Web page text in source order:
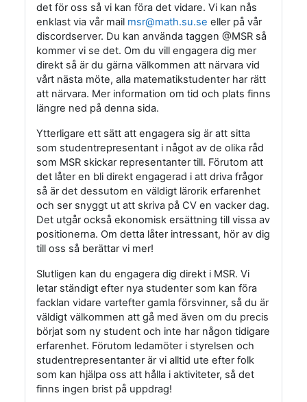
det för oss så vi kan föra det vidare. Vi kan nås
enklast via vår mail msr@math.su.se eller på vår
discordserver. Du kan använda taggen @MSR så
kommer vi se det. Om du vill engagera dig mer
direkt så är du gärna välkommen att närvara vid
vårt nästa möte, alla matematikstudenter har rätt
att närvara. Mer information om tid och plats finns
längre ned på denna sida.
Ytterligare ett sätt att engagera sig är att sitta
som studentrepresentant i något av de olika råd
som MSR skickar representanter till. Förutom att
det låter en bli direkt engagerad i att driva frågor
så är det dessutom en väldigt lärorik erfarenhet
och ser snyggt ut att skriva på CV en vacker dag.
Det utgår också ekonomisk ersättning till vissa av
positionerna. Om detta låter intressant, hör av dig
till oss så berättar vi mer!
Slutligen kan du engagera dig direkt i MSR. Vi
letar ständigt efter nya studenter som kan föra
facklan vidare vartefter gamla försvinner, så du är
väldigt välkommen att gå med även om du precis
börjat som ny student och inte har någon tidigare
erfarenhet. Förutom ledamöter i styrelsen och
studentrepresentanter är vi alltid ute efter folk
som kan hjälpa oss att hålla i aktiviteter, så det
finns ingen brist på uppdrag!